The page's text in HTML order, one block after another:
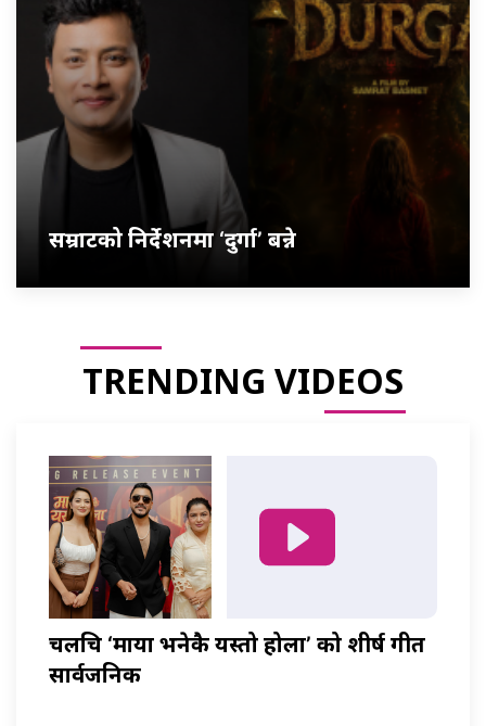
सम्राटको निर्देशनमा ‘दुर्गा’ बन्ने
TRENDING VIDEOS
चलचित्र ‘माया भनेकै यस्तो होला’ को शीर्ष गीत
सार्वजनिक